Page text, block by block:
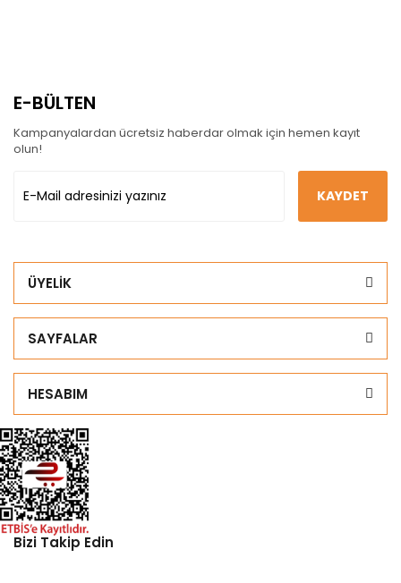
E-BÜLTEN
Kampanyalardan ücretsiz haberdar olmak için hemen kayıt
olun!
KAYDET
ÜYELİK
SAYFALAR
HESABIM
Bizi Takip Edin